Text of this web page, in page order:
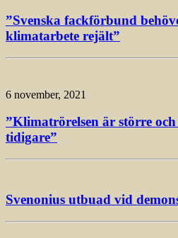
”Svenska fackförbund
klimatarbete rejält”
6 november, 2021
”Klimatrörelsen är större
tidigare”
Svenonius utbuad vid